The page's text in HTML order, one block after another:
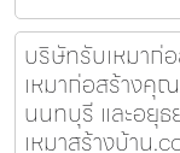
บริษัทรับเหมาก่
เหมาก่อสร้าง
นนทบุรี และอยุ
เหมาสร้างบ้าน